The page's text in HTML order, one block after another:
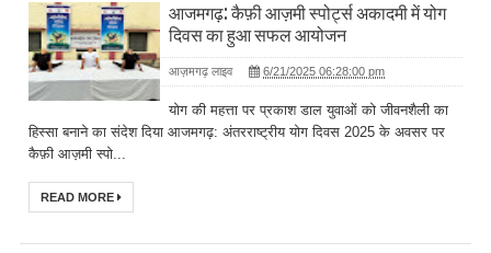
आजमगढ़: कैफ़ी आज़मी स्पोर्ट्स अकादमी में योग
दिवस का हुआ सफल आयोजन
आज़मगढ़ लाइव 6/21/2025 06:28:00 pm
योग की महत्ता पर प्रकाश डाल युवाओं को जीवनशैली का
हिस्सा बनाने का संदेश दिया आजमगढ़: अंतरराष्ट्रीय योग दिवस 2025 के अवसर पर
कैफ़ी आज़मी स्पो...
READ MORE